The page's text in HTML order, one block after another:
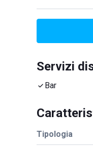
Servizi
Bar
Tipologia